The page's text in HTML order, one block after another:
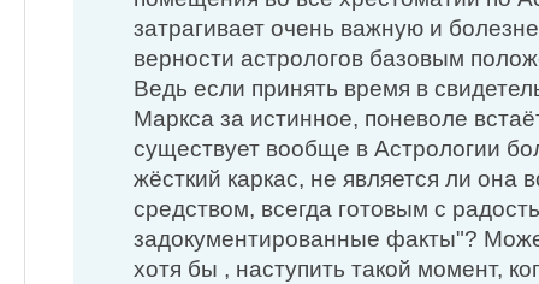
затрагивает очень важную и
верности астрологов базовым
Ведь если принять время в
Маркса за истинное, поневоле
существует вообще в Астрологии
жёсткий каркас, не является ли она
средством, всегда готовым с
задокументированные факты"?
хотя бы , наступить такой момент,